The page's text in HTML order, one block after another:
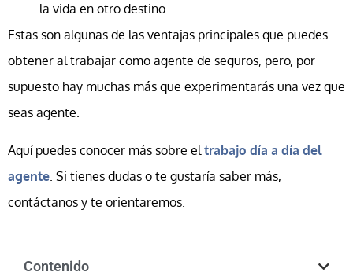
la vida en otro destino.
Estas son algunas de las ventajas principales que puedes
obtener al trabajar como agente de seguros, pero, por
supuesto hay muchas más que experimentarás una vez que
seas agente.
Aquí puedes conocer más sobre el trabajo día a día del
agente . Si tienes dudas o te gustaría saber más,
contáctanos y te orientaremos.
Contenido